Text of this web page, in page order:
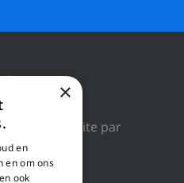
|
Site par
×
en
en om ons
ook